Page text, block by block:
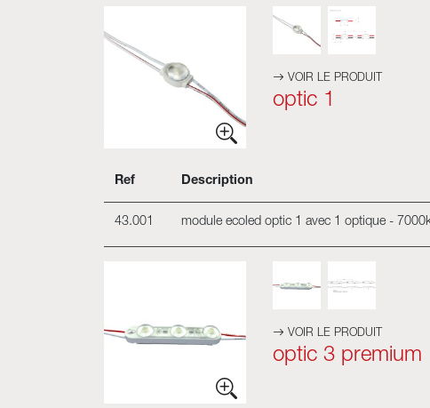
VOIR LE PRODUIT
optic 1
Ref Description
43.001 module ecoled optic 1 avec 1 optique -
VOIR LE PRODUIT
optic 3 premium